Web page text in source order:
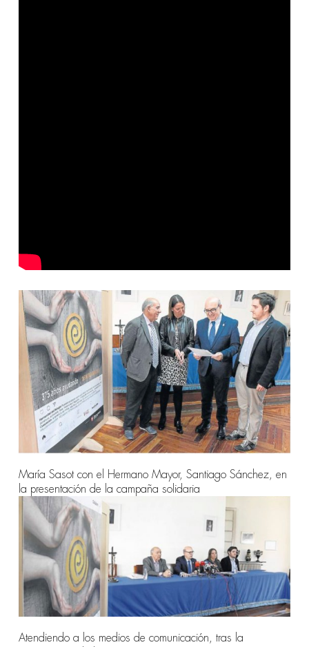
María Sasot con el Hermano Mayor, Santiago Sánchez, en
la presentación de la campaña solidaria
Atendiendo a los medios de comunicación, tras la